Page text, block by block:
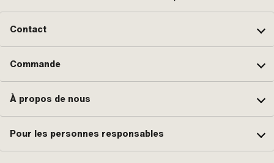
Contact
Commande
À propos de nous
Pour les personnes responsables